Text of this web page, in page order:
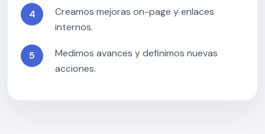
Creamos mejoras on-page y enlaces
internos.
Medimos avances y definimos nuevas
acciones.